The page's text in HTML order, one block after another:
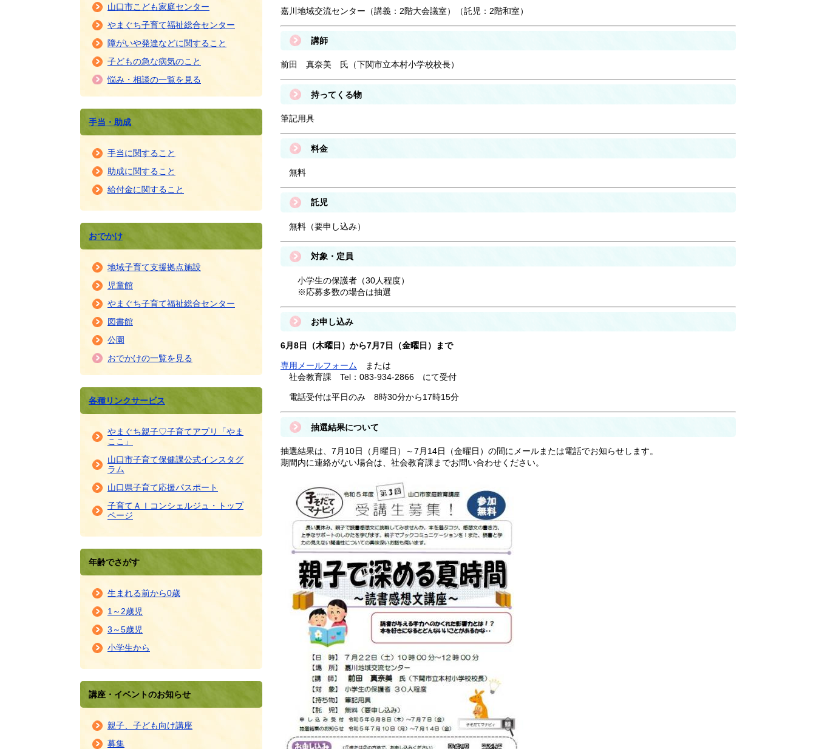
山口市こども家庭センター
やまぐち子育て福祉総合センター
障がいや発達などに関すること
子どもの急な病気のこと
悩み・相談の一覧を見る
手当・助成
手当に関すること
助成に関すること
給付金に関すること
おでかけ
地域子育て支援拠点施設
児童館
やまぐち子育て福祉総合センター
図書館
公園
おでかけの一覧を見る
各種リンクサービス
やまぐち親子♡子育てアプリ「やま
ここ」
山口市子育て保健課公式インスタグ
ラム
山口県子育て応援パスポート
子育てＡＩコンシェルジュ・トップ
ページ
年齢でさがす
生まれる前から0歳
1～2歳児
3～5歳児
小学生から
講座・イベントのお知らせ
親子、子ども向け講座
募集
嘉川地域交流センター（講義：2階大会議室）（託児：2階和室）
講師
前田 真奈美 氏（下関市立本村小学校校長）
持ってくる物
筆記用具
料金
無料
託児
無料（要申し込み）
対象・定員
小学生の保護者（30人程度）
※応募多数の場合は抽選
お申し込み
6月8日（木曜日 ）から7月7日（金曜日）まで
専用メールフォーム または
社会教育課 Tel：083-934-2866 にて受付
電話受付は平日のみ 8時30分から17時15分
抽選結果について
抽選結果は、7月10日（月曜日）～7月14日（金曜日）の間にメールまたは電話でお知らせします。
期間内に連絡がない場合は、社会教育課までお問い合わせください。